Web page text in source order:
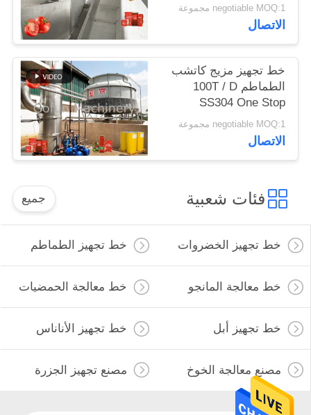
سياسة
الخصوصية
negotiable MOQ:1 مجموعة
الاتصال
خط تجهيز مزيج كاتشب
الطماطم 100T / D
SS304 One Stop
Service
negotiable MOQ:1 مجموعة
الاتصال
فئات شعبية جميع
خط تجهيز الخضروات خط تجهيز الطماطم
خط معالجة المانجو خط معالجة الحمضيات
خط تجهيز أبل خط تجهيز الأناناس
مصنع معالجة الخوخ مصنع تجهيز الجزرة